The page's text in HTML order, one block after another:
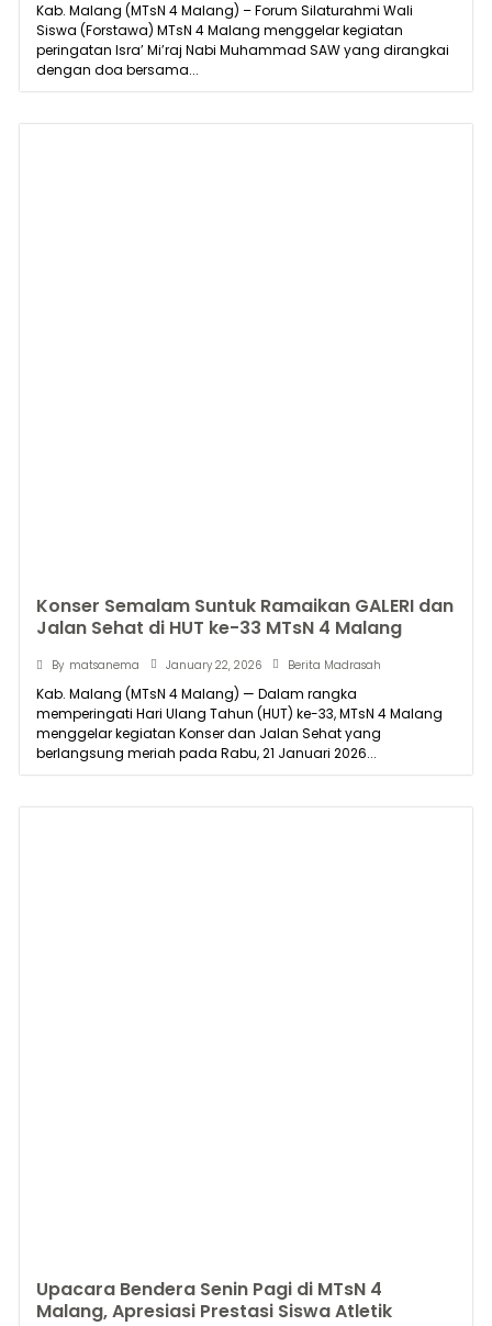
Kab. Malang (MTsN 4 Malang) – Forum Silaturahmi Wali
Siswa (Forstawa) MTsN 4 Malang menggelar kegiatan
peringatan Isra’ Mi’raj Nabi Muhammad SAW yang dirangkai
dengan doa bersama...
Konser Semalam Suntuk Ramaikan GALERI dan
Jalan Sehat di HUT ke-33 MTsN 4 Malang
By matsanema January 22, 2026 Berita Madrasah
Kab. Malang (MTsN 4 Malang) — Dalam rangka
memperingati Hari Ulang Tahun (HUT) ke-33, MTsN 4 Malang
menggelar kegiatan Konser dan Jalan Sehat yang
berlangsung meriah pada Rabu, 21 Januari 2026...
Upacara Bendera Senin Pagi di MTsN 4
Malang, Apresiasi Prestasi Siswa Atletik